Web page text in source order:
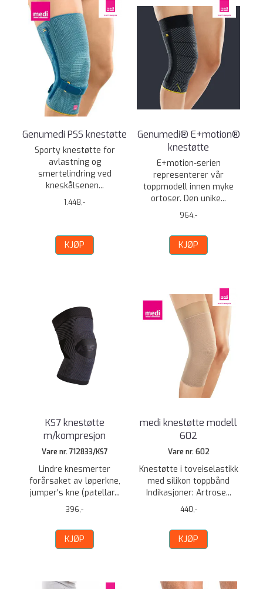
Genumedi PSS knestøtte
Sporty knestøtte for
avlastning og
smertelindring ved
kneskålsenen...
1.448,-
KJØP
Genumedi® E+motion®
knestøtte
E+motion-serien
representerer vår
toppmodell innen myke
ortoser. Den unike...
964,-
KJØP
KS7 knestøtte
m/kompresjon
Vare nr. 712833/KS7
Lindre knesmerter
forårsaket av løperkne,
jumper's kne (patellar...
396,-
KJØP
medi knestøtte modell
602
Vare nr. 602
Knestøtte i toveiselastikk
med silikon toppbånd
Indikasjoner: Artrose...
440,-
KJØP